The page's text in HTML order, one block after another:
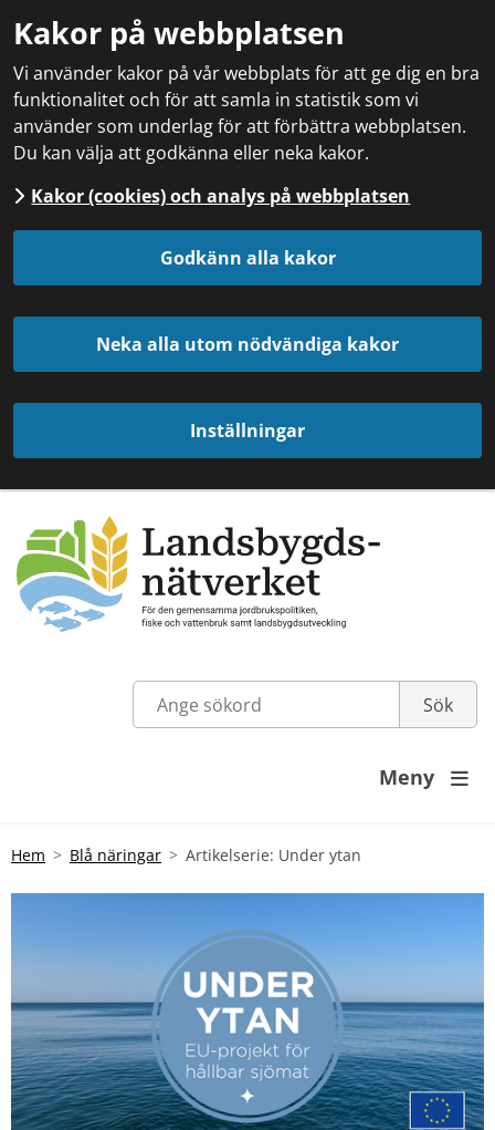
Kakor på webbplatsen
Vi använder kakor på vår webbplats för att ge dig en bra
funktionalitet och för att samla in statistik som vi
använder som underlag för att förbättra webbplatsen.
Du kan välja att godkänna eller neka kakor.
Kakor (cookies) och analys på webbplatsen
Godkänn alla kakor
Neka alla utom nödvändiga kakor
Inställningar
Meny 
Hem Blå näringar Artikelserie: Under ytan